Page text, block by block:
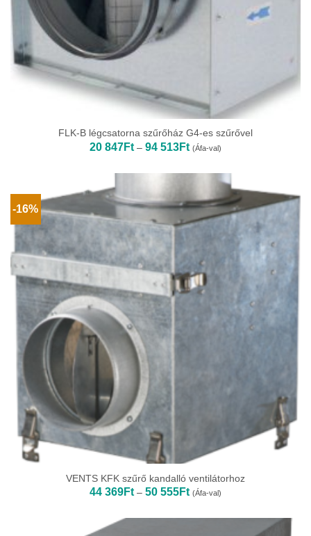
FLK-B légcsatorna szűrőház G4-es szűrővel
20 847Ft – 94 513FtÁrtartomány:
20
-
(Áfa-val)
-16%
VENTS KFK szűrő kandalló ventilátorhoz
44 369Ft – 50 555FtÁrtartomány:
44
-
(Áfa-val)